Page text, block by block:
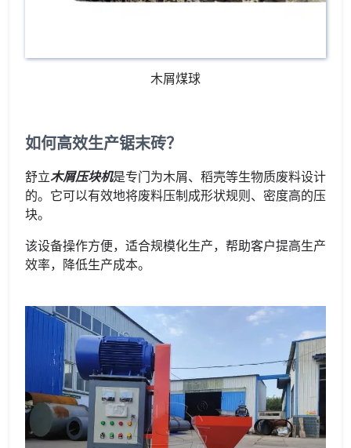
木屑煤球
如何高效生产锯末砖？
舒立木屑压块机是专门为木屑、稻壳等生物质废料设计
的。它可以有效地将废料压制成形状规则、密度高的压
块。
该设备操作方便，适合规模化生产，帮助客户提高生产
效率，降低生产成本。